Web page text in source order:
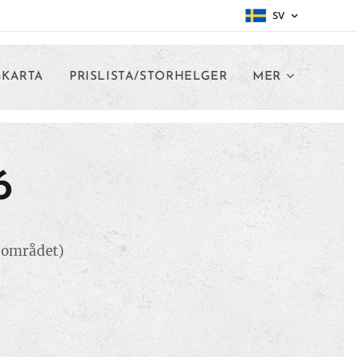
SV
PRISLISTA/STORHELGER MER